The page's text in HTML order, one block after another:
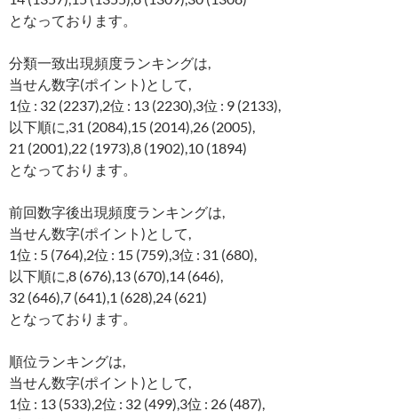
となっております。
分類一致出現頻度ランキングは,
当せん数字(ポイント)として,
1位 : 32 (2237),2位 : 13 (2230),3位 : 9 (2133),
以下順に,31 (2084),15 (2014),26 (2005),
21 (2001),22 (1973),8 (1902),10 (1894)
となっております。
前回数字後出現頻度ランキングは,
当せん数字(ポイント)として,
1位 : 5 (764),2位 : 15 (759),3位 : 31 (680),
以下順に,8 (676),13 (670),14 (646),
32 (646),7 (641),1 (628),24 (621)
となっております。
順位ランキングは,
当せん数字(ポイント)として,
1位 : 13 (533),2位 : 32 (499),3位 : 26 (487),